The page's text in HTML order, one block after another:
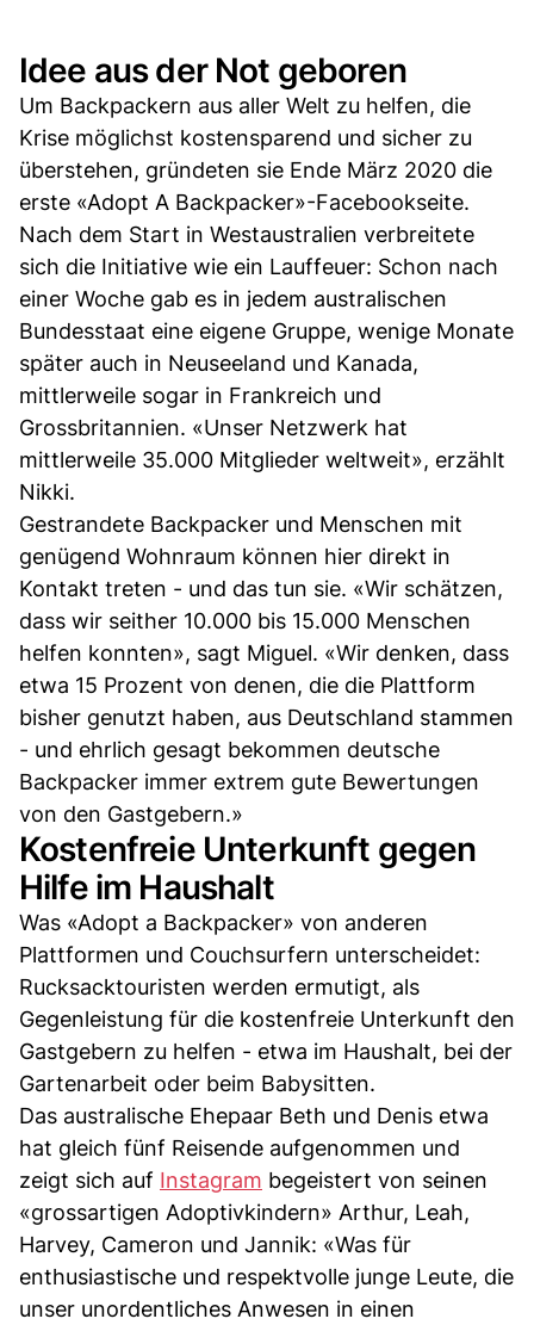
Idee aus der Not geboren
Um Backpackern aus aller Welt zu helfen, die
Krise möglichst kostensparend und sicher zu
überstehen, gründeten sie Ende März 2020 die
erste «Adopt A Backpacker»-Facebookseite.
Nach dem Start in Westaustralien verbreitete
sich die Initiative wie ein Lauffeuer: Schon nach
einer Woche gab es in jedem australischen
Bundesstaat eine eigene Gruppe, wenige Monate
später auch in Neuseeland und Kanada,
mittlerweile sogar in Frankreich und
Grossbritannien. «Unser Netzwerk hat
mittlerweile 35.000 Mitglieder weltweit», erzählt
Nikki.
Gestrandete Backpacker und Menschen mit
genügend Wohnraum können hier direkt in
Kontakt treten - und das tun sie. «Wir schätzen,
dass wir seither 10.000 bis 15.000 Menschen
helfen konnten», sagt Miguel. «Wir denken, dass
etwa 15 Prozent von denen, die die Plattform
bisher genutzt haben, aus Deutschland stammen
- und ehrlich gesagt bekommen deutsche
Backpacker immer extrem gute Bewertungen
von den Gastgebern.»
Kostenfreie Unterkunft gegen
Hilfe im Haushalt
Was «Adopt a Backpacker» von anderen
Plattformen und Couchsurfern unterscheidet:
Rucksacktouristen werden ermutigt, als
Gegenleistung für die kostenfreie Unterkunft den
Gastgebern zu helfen - etwa im Haushalt, bei der
Gartenarbeit oder beim Babysitten.
Das australische Ehepaar Beth und Denis etwa
hat gleich fünf Reisende aufgenommen und
zeigt sich auf Instagram begeistert von seinen
«grossartigen Adoptivkindern» Arthur, Leah,
Harvey, Cameron und Jannik: «Was für
enthusiastische und respektvolle junge Leute, die
unser unordentliches Anwesen in einen